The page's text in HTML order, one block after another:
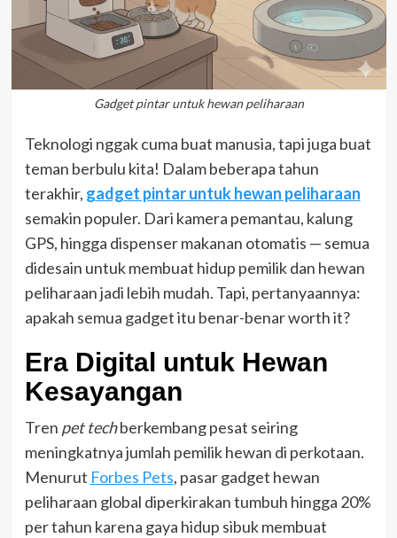
Gadget pintar untuk hewan peliharaan
Teknologi nggak cuma buat manusia, tapi juga buat
teman berbulu kita! Dalam beberapa tahun
terakhir, gadget pintar untuk hewan peliharaan
semakin populer. Dari kamera pemantau, kalung
GPS, hingga dispenser makanan otomatis — semua
didesain untuk membuat hidup pemilik dan hewan
peliharaan jadi lebih mudah. Tapi, pertanyaannya:
apakah semua gadget itu benar-benar worth it?
Era Digital untuk Hewan
Kesayangan
Tren pet techberkembang pesat seiring
meningkatnya jumlah pemilik hewan di perkotaan.
Menurut Forbes Pets, pasar gadget hewan
peliharaan global diperkirakan tumbuh hingga 20%
per tahun karena gaya hidup sibuk membuat